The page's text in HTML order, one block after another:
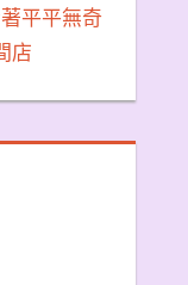
平平無奇
店